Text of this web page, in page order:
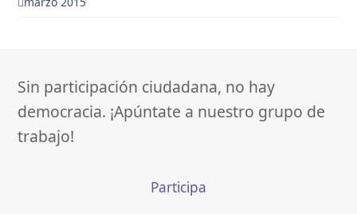
Sin participación ciudadana, no hay
democracia. ¡Apúntate a nuestro grupo de
trabajo!
Participa